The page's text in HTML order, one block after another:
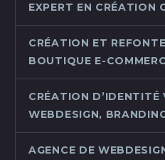
EXPERT EN CRÉATION
CRÉATION ET
BOUTIQUE E-
CRÉATION D’IDENTITÉ
WEBDESIGN,
AGENCE DE